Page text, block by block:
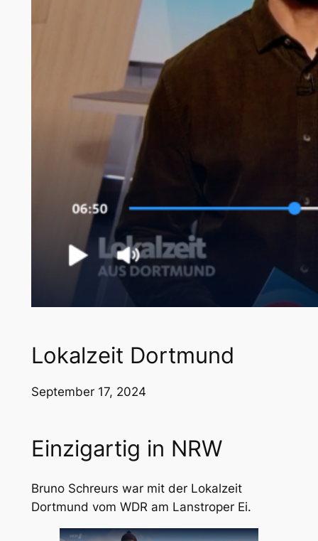
Lokalzeit Dortmund
September 17, 2024
Einzigartig in NRW
Bruno Schreurs war mit der Lokalzeit
Dortmund vom WDR am Lanstroper Ei.